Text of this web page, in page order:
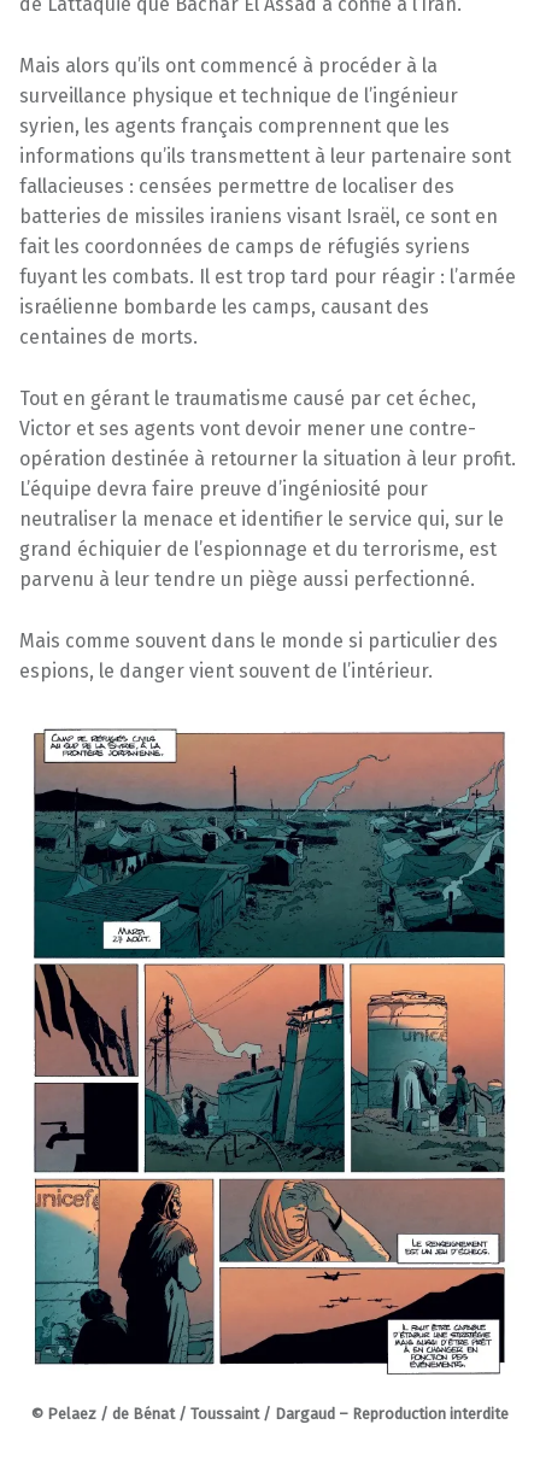
Mais alors qu’ils ont commencé à procéder à la
surveillance physique et technique de l’ingénieur
syrien, les agents français comprennent que les
informations qu’ils transmettent à leur partenaire sont
fallacieuses : censées permettre de localiser des
batteries de missiles iraniens visant Israël, ce sont en
fait les coordonnées de camps de réfugiés syriens
fuyant les combats. Il est trop tard pour réagir : l’armée
israélienne bombarde les camps, causant des
centaines de morts.
Tout en gérant le traumatisme causé par cet échec,
Victor et ses agents vont devoir mener une contre-
opération destinée à retourner la situation à leur profit.
L’équipe devra faire preuve d’ingéniosité pour
neutraliser la menace et identifier le service qui, sur le
grand échiquier de l’espionnage et du terrorisme, est
parvenu à leur tendre un piège aussi perfectionné.
Mais comme souvent dans le monde si particulier des
espions, le danger vient souvent de l’intérieur.
© Pelaez / de Bénat / Toussaint / Dargaud – Reproduction interdite